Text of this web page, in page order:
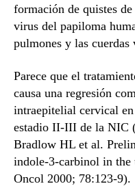
formación de quistes
virus del papiloma
pulmones y las cuerdas
Parece que el
causa una regresión
intraepitelial cervical
estadio II-III de la NIC
Bradlow HL et al.
indole-3-carbinol in
Oncol 2000; 78:123-9).